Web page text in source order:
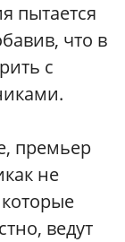
пытается
что в
с
премьер
не
ведут